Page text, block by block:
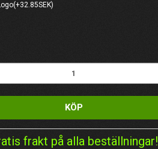
KÖP
frakt på alla beställningar!